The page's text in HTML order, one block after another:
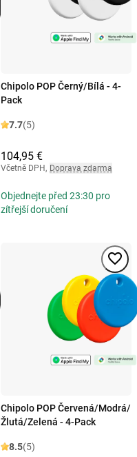
Chipolo POP Černý/Bílá - 4-
Pack
7.7(5)
104,95 €
Včetně DPH, Doprava zdarma
Objednejte před 23:30 pro
zítřejší doručení
Chipolo POP Červená/Modrá/
Žlutá/Zelená - 4-Pack
8.5(5)